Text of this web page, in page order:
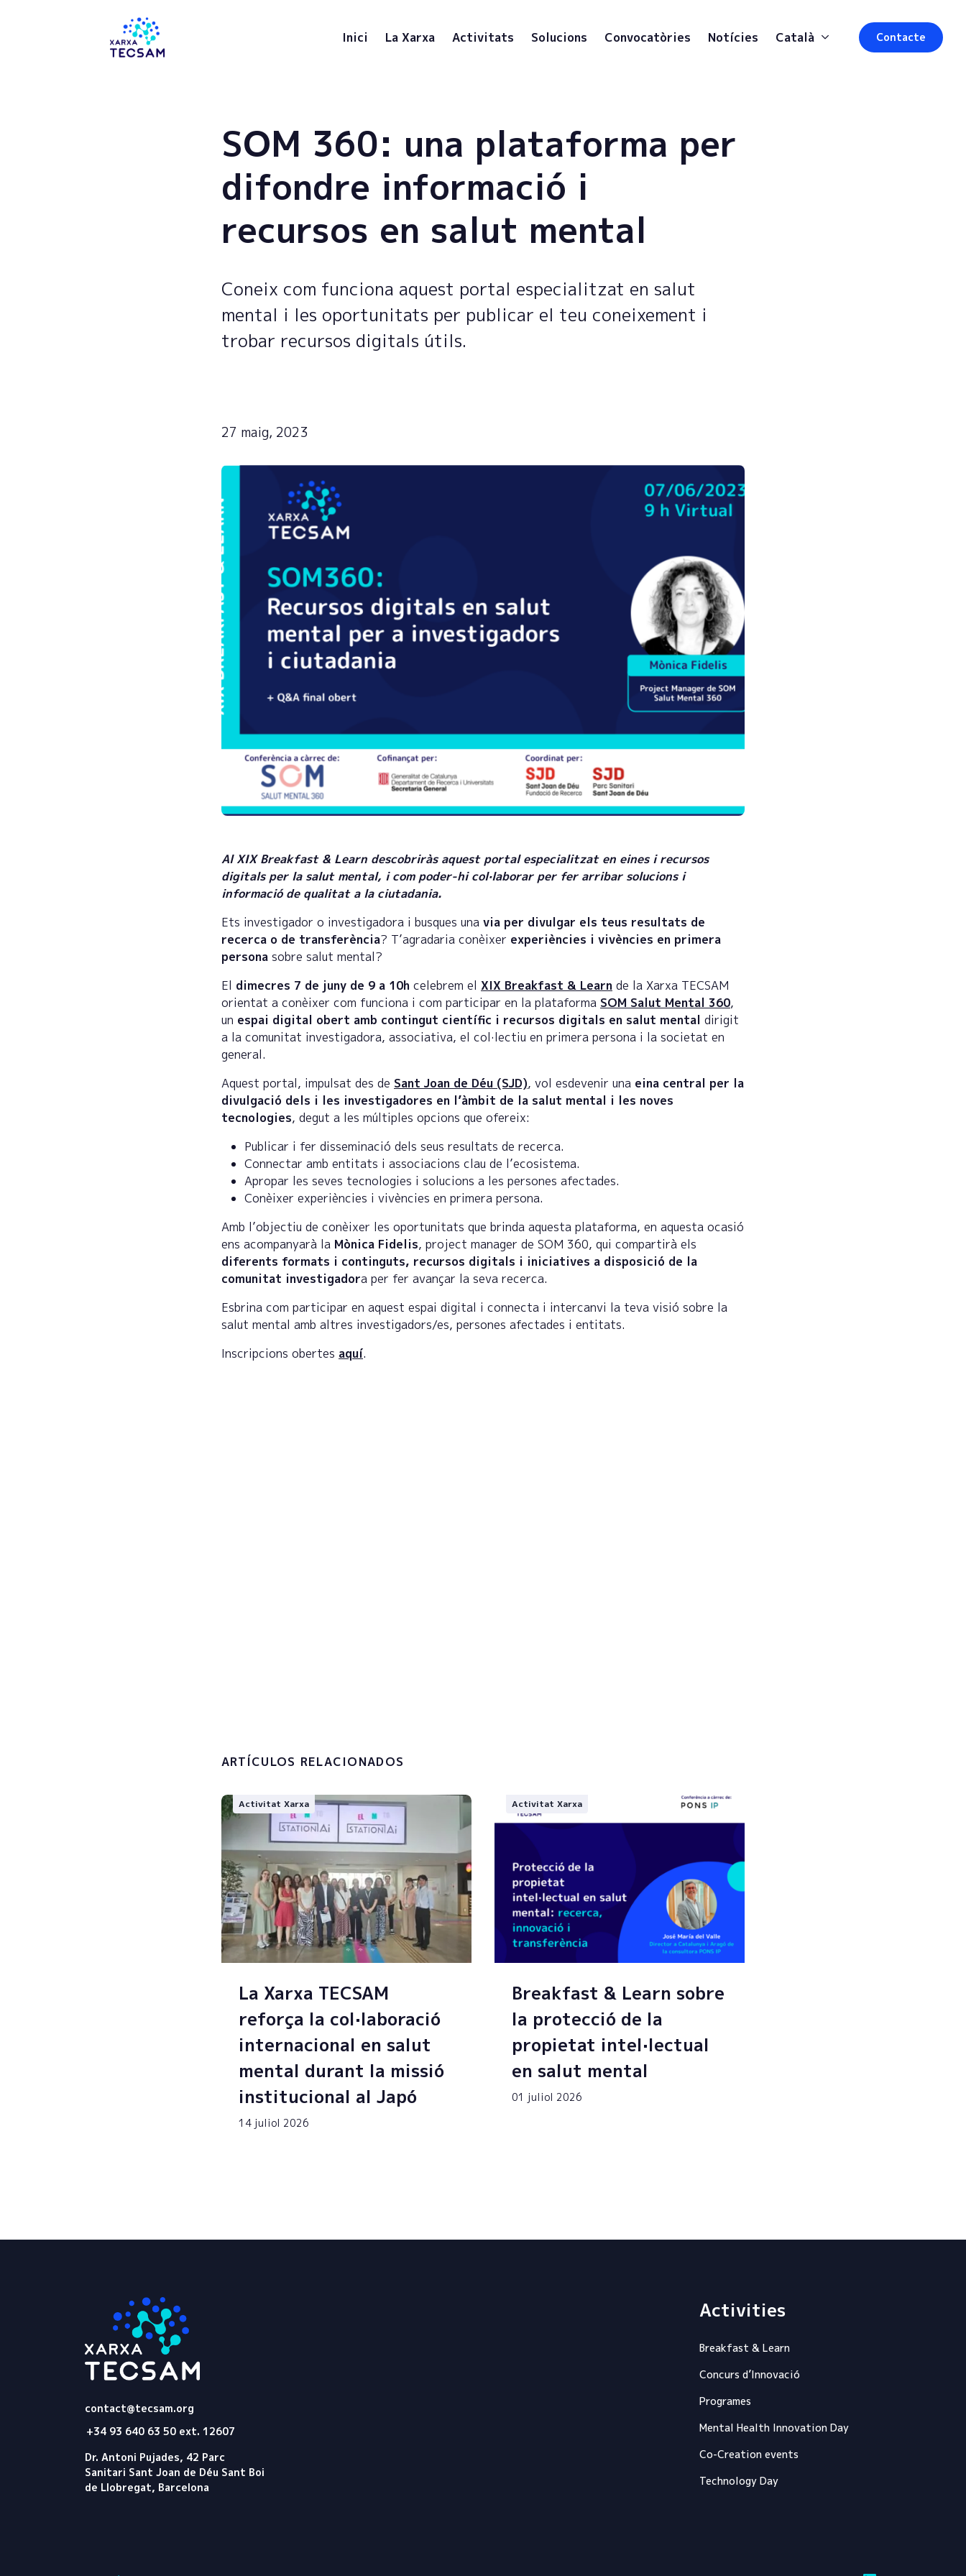
Inici La Xarxa Activitats Solucions Convocatòries Notícies Català Contacte
SOM 360: una plataforma per
difondre informació i
recursos en salut mental
Coneix com funciona aquest portal especialitzat en salut
mental i les oportunitats per publicar el teu coneixement i
trobar recursos digitals útils.
27 maig, 2023
Al XIX Breakfast & Learn descobriràs aquest portal especialitzat en eines i recursos
digitals per la salut mental, i com poder-hi col·laborar per fer arribar solucions i
informació de qualitat a la ciutadania.
Ets investigador o investigadora i busques una via per divulgar els teus resultats de
recerca o de transferència? T’agradaria conèixer experiències i vivències en primera
persona sobre salut mental?
El dimecres 7 de juny de 9 a 10h celebrem el XIX Breakfast & Learn de la Xarxa TECSAM
orientat a conèixer com funciona i com participar en la plataforma SOM Salut Mental 360,
un espai digital obert amb contingut científic i recursos digitals en salut mental dirigit
a la comunitat investigadora, associativa, el col·lectiu en primera persona i la societat en
general.
Aquest portal, impulsat des de Sant Joan de Déu (SJD), vol esdevenir una eina central per la
divulgació dels i les investigadores en l’àmbit de la salut mental i les noves
tecnologies, degut a les múltiples opcions que ofereix:
Publicar i fer disseminació dels seus resultats de recerca.
Connectar amb entitats i associacions clau de l’ecosistema.
Apropar les seves tecnologies i solucions a les persones afectades.
Conèixer experiències i vivències en primera persona.
Amb l’objectiu de conèixer les oportunitats que brinda aquesta plataforma, en aquesta ocasió
ens acompanyarà la Mònica Fidelis, project manager de SOM 360, qui compartirà els
diferents formats i continguts, recursos digitals i iniciatives a disposició de la
comunitat investigadora per fer avançar la seva recerca.
Esbrina com participar en aquest espai digital i connecta i intercanvi la teva visió sobre la
salut mental amb altres investigadors/es, persones afectades i entitats.
Inscripcions obertes aquí.
ARTÍCULOS RELACIONADOS
Activitat Xarxa
La Xarxa TECSAM
reforça la col·laboració
internacional en salut
mental durant la missió
institucional al Japó
14 juliol 2026
Activitat Xarxa
Breakfast & Learn sobre
la protecció de la
propietat intel·lectual
en salut mental
01 juliol 2026
contact@tecsam.org
+34 93 640 63 50 ext. 12607
Dr. Antoni Pujades, 42 Parc
Sanitari Sant Joan de Déu Sant Boi
de Llobregat, Barcelona
Activities
Breakfast & Learn
Concurs d’Innovació
Programes
Mental Health Innovation Day
Co-Creation events
Technology Day